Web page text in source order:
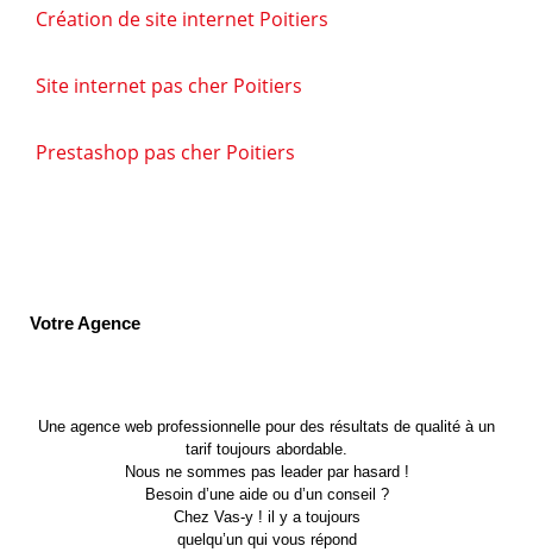
Création de site internet Poitiers
Site internet pas cher Poitiers
Prestashop pas cher Poitiers
Votre Agence
Une agence web professionnelle pour des résultats de qualité à un
tarif toujours abordable.
Nous ne sommes pas leader par hasard !
Besoin d’une aide ou d’un conseil ?
Chez Vas-y ! il y a toujours
quelqu’un qui vous répond